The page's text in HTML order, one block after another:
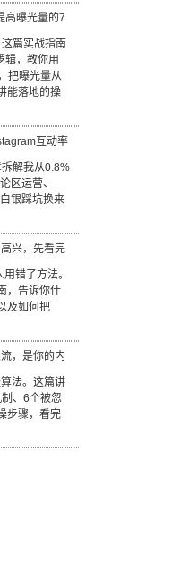
高曝光量的7
篇实战指南
辑，教你用
把曝光量从
能落地的操
互动率
解我从0.8%
区运营、
银踩坑换来
兴，先看完
错了方法。
，告诉你什
及如何把
，是你的内
法。这篇讲
、6个被忽
步骤，看完